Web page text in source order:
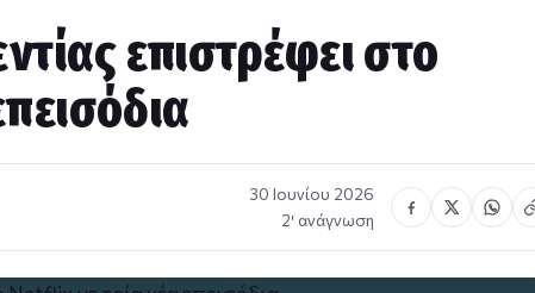
επιστρέφει στο
30 Ιουνίου 2026
2′ ανάγνωση